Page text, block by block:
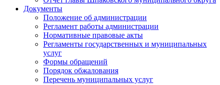
Документы
Положение об администрации
Регламент работы администрации
Нормативные правовые акты
Регламенты государственных и муниципальных
услуг
Формы обращений
Порядок обжалования
Перечень муниципальных услуг